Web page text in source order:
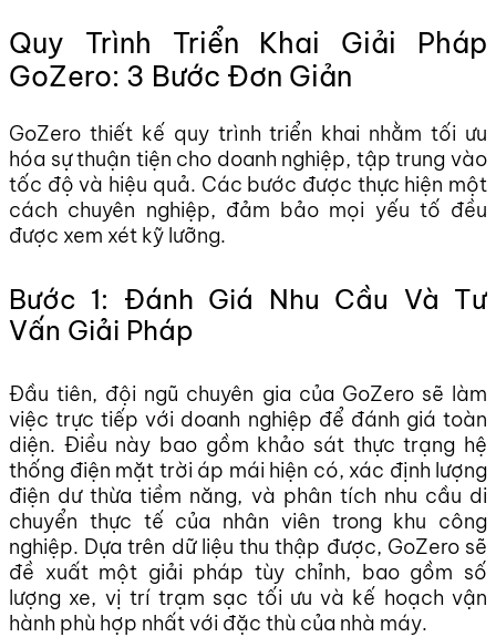
Quy Trình Triển Khai Giải Pháp
GoZero: 3 Bước Đơn Giản
GoZero thiết kế quy trình triển khai nhằm tối ưu
hóa sự thuận tiện cho doanh nghiệp, tập trung vào
tốc độ và hiệu quả. Các bước được thực hiện một
cách chuyên nghiệp, đảm bảo mọi yếu tố đều
được xem xét kỹ lưỡng.
Bước 1: Đánh Giá Nhu Cầu Và Tư
Vấn Giải Pháp
Đầu tiên, đội ngũ chuyên gia của GoZero sẽ làm
việc trực tiếp với doanh nghiệp để đánh giá toàn
diện. Điều này bao gồm khảo sát thực trạng hệ
thống điện mặt trời áp mái hiện có, xác định lượng
điện dư thừa tiềm năng, và phân tích nhu cầu di
chuyển thực tế của nhân viên trong khu công
nghiệp. Dựa trên dữ liệu thu thập được, GoZero sẽ
đề xuất một giải pháp tùy chỉnh, bao gồm số
lượng xe, vị trí trạm sạc tối ưu và kế hoạch vận
hành phù hợp nhất với đặc thù của nhà máy.